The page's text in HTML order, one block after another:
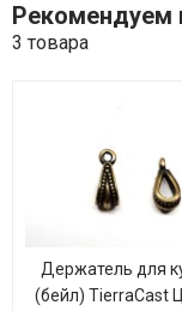
Рекомендуем
3 товара
Держатель для
(бейл) TierraCast